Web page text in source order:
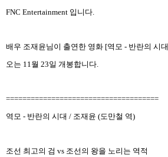
FNC Entertainment 입니다.
배우 조재윤님이 출연한 영화 [역모 - 반란의 시대
오는 11월 23일 개봉합니다.
=====================================
역모 - 반란의 시대 / 조재윤 (도만철 역)
조선 최고의 검 vs 조선의 왕을 노리는 역적